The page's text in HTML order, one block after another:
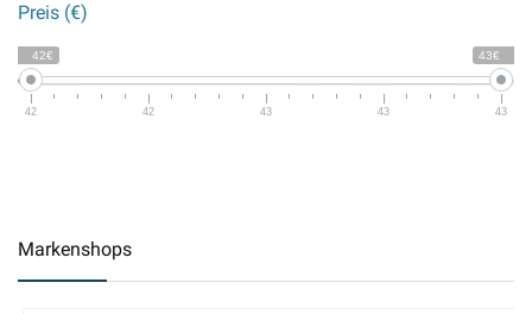
Preis (€)
42€ 43€
42 42 43 43 43
Markenshops